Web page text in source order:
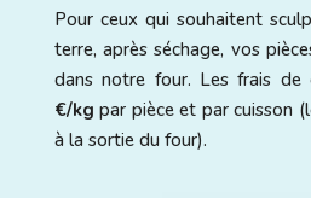
Pour ceux qui souhaitent
terre, après séchage, vos
dans notre four. Les frais de
€/kg par pièce et par cuisson
à la sortie du four).